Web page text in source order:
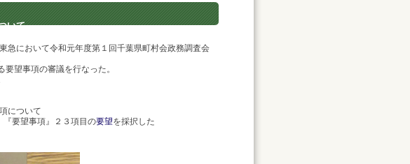
いて
において令和元年度第１回千葉県町村会政務調査会
望事項の審議を行なった。
について
望事項』２３項目の要望を採択した